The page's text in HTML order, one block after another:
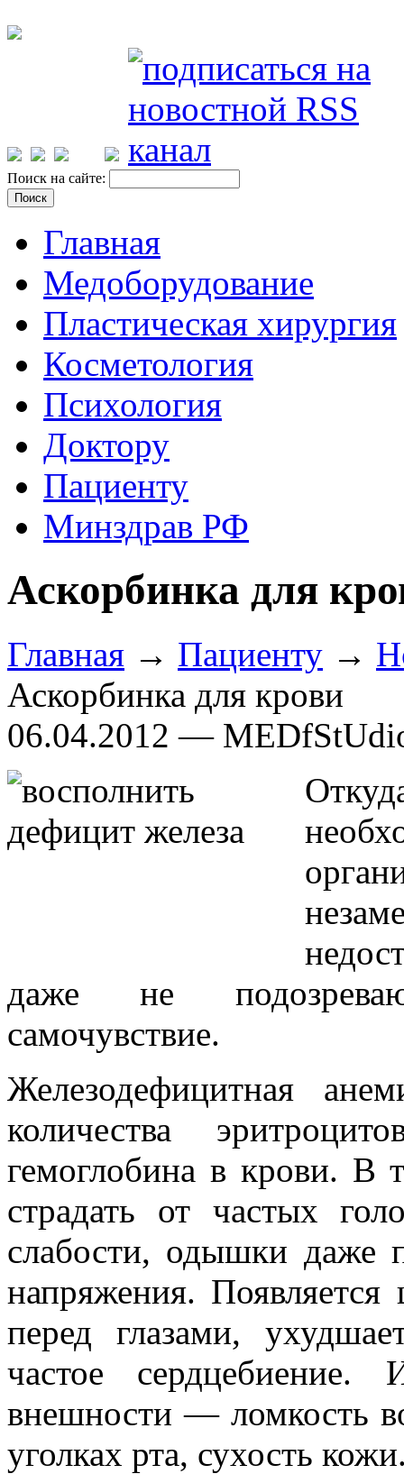
Поиск на сайте:
Главная
Медоборудование
Пластическая хирургия
Косметология
Психология
Доктору
Пациенту
Минздрав РФ
Аскорбинка для
Главная → Пациенту →
Аскорбинка для крови
06.04.2012 —
даже не
самочувствие.
Железодефицитная
количества
гемоглобина в крови. В
страдать от частых
слабости, одышки даже
напряжения.
перед глазами,
частое
внешности — ломкость
уголках рта, сухость